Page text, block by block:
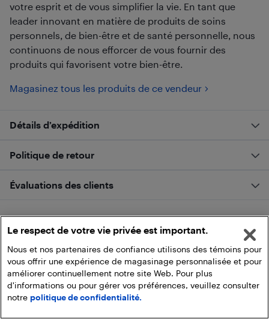
votre esprit et de vous simplifier la vie. En tant que
leader innovant en matière de produits de soins
personnels, de bien-être et de santé personnelle, nous
continuons de nous efforcer de vous fournir des
produits qui favorisent votre bien-être.
Magasinez tous les produits de ce vendeur
Détails d’expédition
Politique de retour
Évaluations des clients
Le respect de votre vie privée est important.
Nous et nos partenaires de confiance utilisons des témoins pour
vous offrir une expérience de magasinage personnalisée et pour
améliorer continuellement notre site Web. Pour plus
d'informations ou pour gérer vos préférences, veuillez consulter
notre politique de confidentialité.